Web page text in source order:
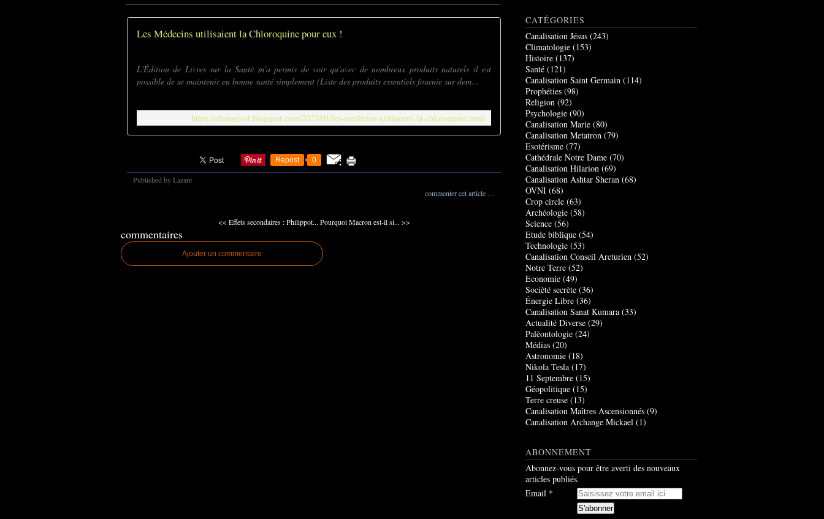
Les Médecins utilisaient la Chloroquine pour eux !
L'Édition de Livres sur la Santé m'a permis de voir qu'avec de nombreux produits naturels il est
possible de se maintenir en bonne santé simplement (Liste des produits essentiels fournie sur dem...
https://changera4.blogspot.com/2023/01/les-medecins-utilisaient-la-chloroquine.html
Repost 0
Published by Lazare
commenter cet article
<< Effets secondaires : Philippot... Pourquoi Macron est-il si... >>
commentaires
Ajouter un commentaire
CATÉGORIES
Canalisation Jésus (243)
Climatologie (153)
Histoire (137)
Santé (121)
Canalisation Saint Germain (114)
Prophéties (98)
Religion (92)
Psychologie (90)
Canalisation Marie (80)
Canalisation Metatron (79)
Esotérisme (77)
Cathédrale Notre Dame (70)
Canalisation Hilarion (69)
Canalisation Ashtar Sheran (68)
OVNI (68)
Crop circle (63)
Archéologie (58)
Science (56)
Etude biblique (54)
Technologie (53)
Canalisation Conseil Arcturien (52)
Notre Terre (52)
Economie (49)
Socièté secrète (36)
Énergie Libre (36)
Canalisation Sanat Kumara (33)
Actualité Diverse (29)
Palèontologie (24)
Médias (20)
Astronomie (18)
Nikola Tesla (17)
11 Septembre (15)
Géopolitique (15)
Terre creuse (13)
Canalisation Maîtres Ascensionnés (9)
Canalisation Archange Mickael (1)
ABONNEMENT
Abonnez-vous pour être averti des nouveaux
articles publiés.
Email